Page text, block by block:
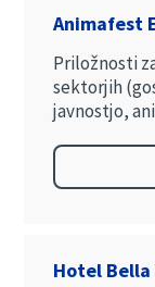
Animafest
Priložnosti
sektorjih
javnostjo,
Hotel Bella